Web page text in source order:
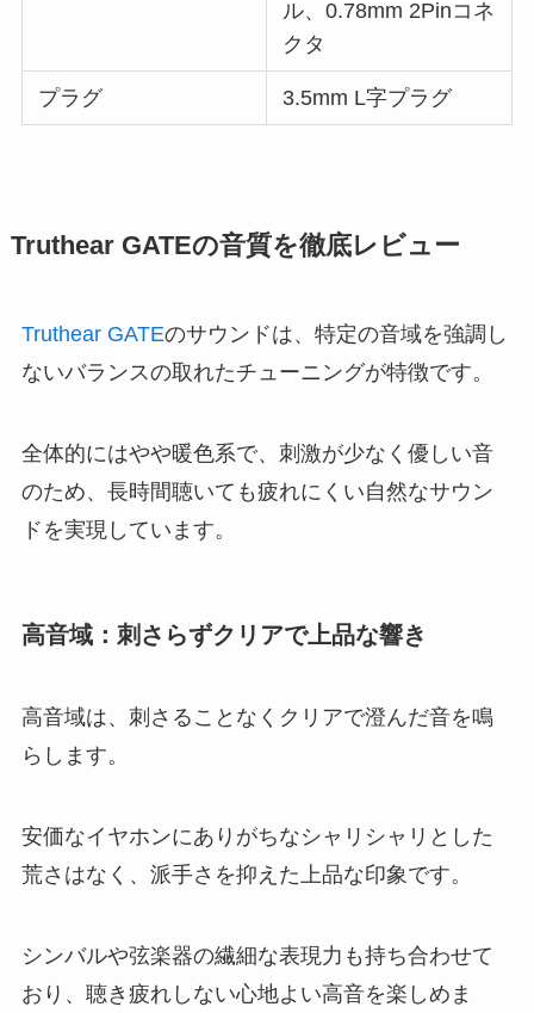
ル、0.78mm 2Pinコネ
クタ
プラグ 3.5mm L字プラグ
Truthear GATEの音質を徹底レビュー
Truthear GATEのサウンドは、特定の音域を強調し
ないバランスの取れたチューニングが特徴です。
全体的にはやや暖色系で、刺激が少なく優しい音
のため、長時間聴いても疲れにくい自然なサウン
ドを実現しています。
高音域：刺さらずクリアで上品な響き
高音域は、刺さることなくクリアで澄んだ音を鳴
らします。
安価なイヤホンにありがちなシャリシャリとした
荒さはなく、派手さを抑えた上品な印象です。
シンバルや弦楽器の繊細な表現力も持ち合わせて
おり、聴き疲れしない心地よい高音を楽しめま